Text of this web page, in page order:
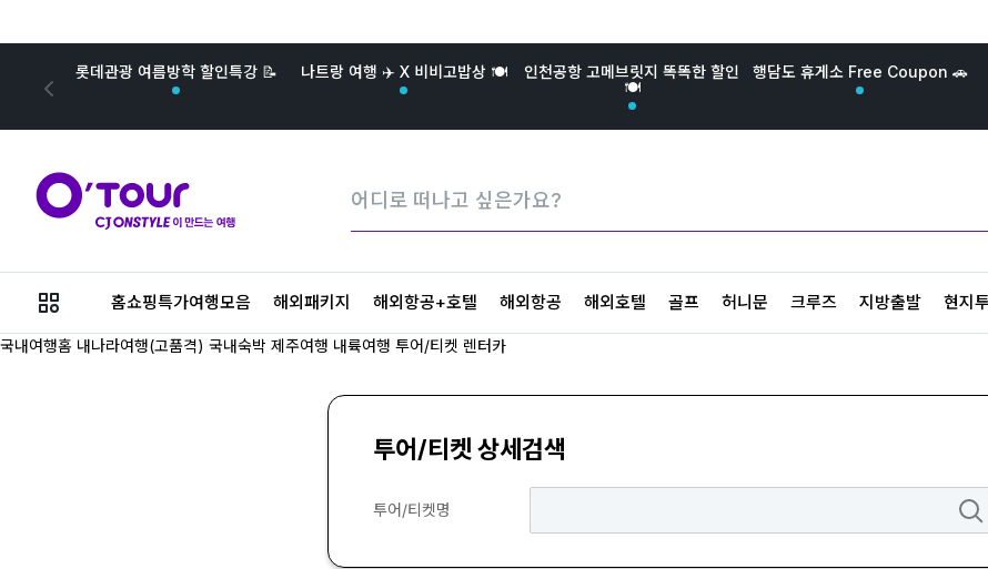
롯데관광 여름방학 할인특강 📝 나트랑 여행 ✈️ X 비비고밥상 🍽️
인천공항 고메브릿지 똑똑한 할인
🍽️
행담도 휴게소 Free Coupon 🚗
메
버
홈쇼핑특가여행모음 해외패키지 해외항공+호텔 해외항공 해외호텔 골프 허니문 크루즈 지방출발 현지
국내여행홈 내나라여행(고품격) 국내숙박 제주여행 내륙여행 투어/티켓 렌터카
투어/티켓 상세검색
투어/티켓명